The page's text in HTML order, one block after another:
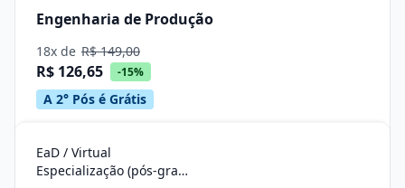
Engenharia de Produção
18x de R$ 149,00
R$ 126,65 -15%
A 2° Pós é Grátis
EaD / Virtual
Especialização (pós-graduação)